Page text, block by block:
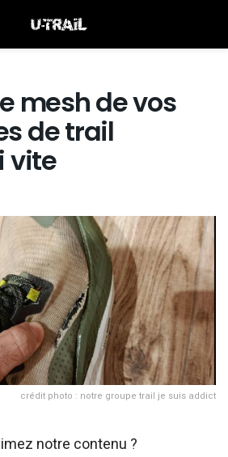
mesh de vos
de trail
vite
crédit photo : notre groupe trail je suis addict
notre contenu ?